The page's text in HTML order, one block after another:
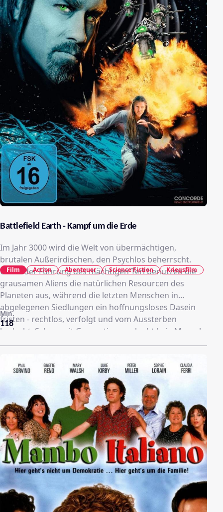
Battlefield Earth - Kampf um die Erde
Im Jahr 3000 wird die Welt von übermächtigen,
brutalen Außerirdischen, den Psychlos beherrscht.
Unter der Führung des mächtigen Terl benutzen die
grausamen Aliens die natürlichen Resourcen des
Planeten aus, während die letzten Menschen in
abgelegenen Siedlungen ein hoffnungsloses Dasein
fristen - rechtlos, verfolgt und vom Aussterben
bedroht. Schon seit Generationen glaubt kein Mensch
mehr an die Befreiung - bis sich in einem versteckten
die Unterdrücker erhebt und damit einen
dramatischen Kampf um die Zukunft der Erde
118
Min.
Film Action Abenteuer Science Fiction Kriegsfilm